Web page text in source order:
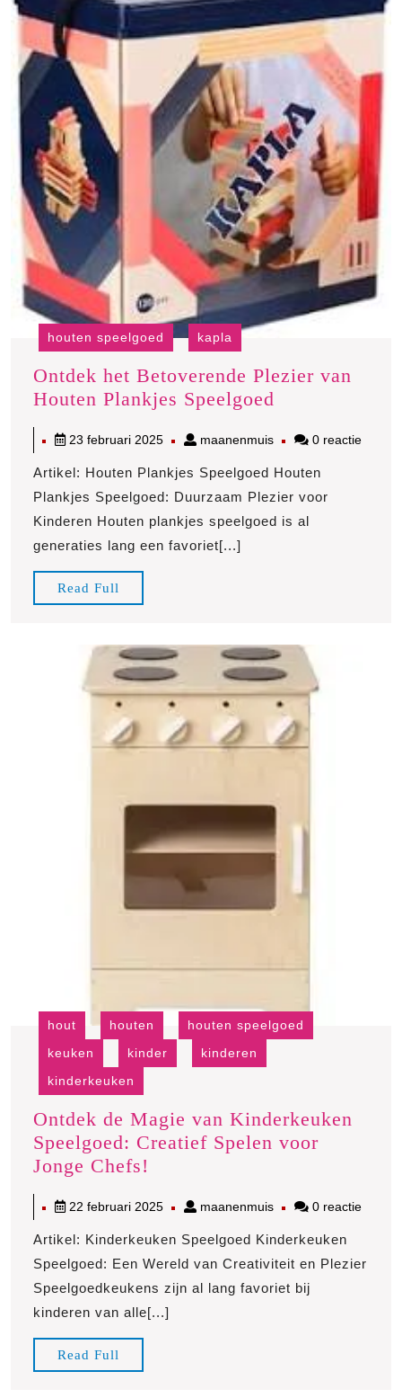
houten speelgoed kapla
Ontdek het Betoverende Plezier van
Houten Plankjes Speelgoed
Betoverende
Plezier
van
Houten
23 februari 202523
2025
maanenmuismaanenmuis
0 reactie
Artikel: Houten Plankjes Speelgoed Houten
Plankjes Speelgoed: Duurzaam Plezier voor
Kinderen Houten plankjes speelgoed is al
generaties lang een favoriet[...]
Read Full
Full
hout houten
houten speelgoed
keuken
kinder
kinderen
kinderkeuken
Ontdek de Magie van Kinderkeuken
Speelgoed: Creatief Spelen voor
Jonge Chefs!
Magie
van
Kinderkeuken
Speelgoed:
Creatief
22 februari 202522
2025
maanenmuismaanenmuis
0 reactie
Artikel: Kinderkeuken Speelgoed Kinderkeuken
Speelgoed: Een Wereld van Creativiteit en Plezier
Speelgoedkeukens zijn al lang favoriet bij
kinderen van alle[...]
Read Full
Full